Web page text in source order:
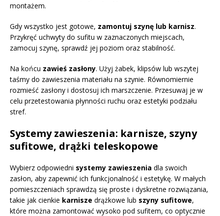
montażem.
Gdy wszystko jest gotowe, zamontuj szynę lub karnisz.
Przykręć uchwyty do sufitu w zaznaczonych miejscach,
zamocuj szynę, sprawdź jej poziom oraz stabilność.
Na końcu zawieś zasłony. Użyj żabek, klipsów lub wszytej
taśmy do zawieszenia materiału na szynie. Równomiernie
rozmieść zasłony i dostosuj ich marszczenie. Przesuwaj je w
celu przetestowania płynności ruchu oraz estetyki podziału
stref.
Systemy zawieszenia: karnisze, szyny
sufitowe, drążki teleskopowe
Wybierz odpowiedni systemy zawieszenia dla swoich
zasłon, aby zapewnić ich funkcjonalność i estetykę. W małych
pomieszczeniach sprawdzą się proste i dyskretne rozwiązania,
takie jak cienkie karnisze drążkowe lub szyny sufitowe,
które można zamontować wysoko pod sufitem, co optycznie